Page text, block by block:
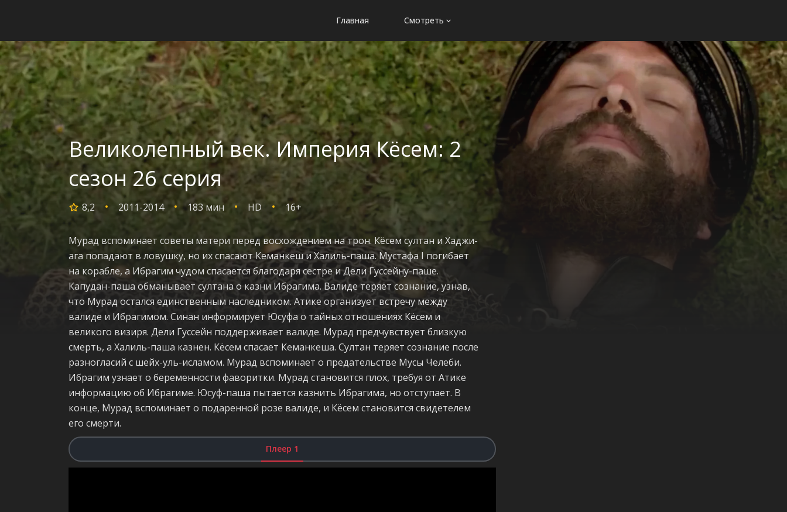
Главная Смотреть
Великолепный век. Империя Кёсем: 2
сезон 26 серия
8,2 2011-2014 183 мин HD 16+
Мурад вспоминает советы матери перед восхождением на трон. Кёсем султан и Хаджи-
ага попадают в ловушку, но их спасают Кеманкеш и Халиль-паша. Мустафа I погибает
на корабле, а Ибрагим чудом спасается благодаря сестре и Дели Гуссейну-паше.
Капудан-паша обманывает султана о казни Ибрагима. Валиде теряет сознание, узнав,
что Мурад остался единственным наследником. Атике организует встречу между
валиде и Ибрагимом. Синан информирует Юсуфа о тайных отношениях Кёсем и
великого визиря. Дели Гуссейн поддерживает валиде. Мурад предчувствует близкую
смерть, а Халиль-паша казнен. Кёсем спасает Кеманкеша. Султан теряет сознание после
разногласий с шейх-уль-исламом. Мурад вспоминает о предательстве Мусы Челеби.
Ибрагим узнает о беременности фаворитки. Мурад становится плох, требуя от Атике
информацию об Ибрагиме. Юсуф-паша пытается казнить Ибрагима, но отступает. В
конце, Мурад вспоминает о подаренной розе валиде, и Кёсем становится свидетелем
его смерти.
Плеер 1